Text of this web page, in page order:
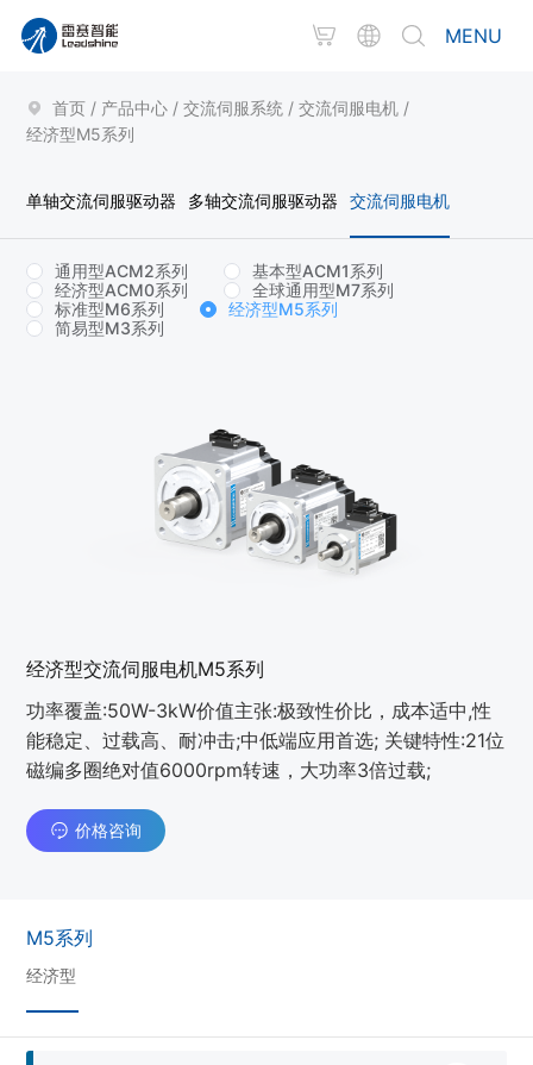
MENU
首页 / 产品中心 / 交流伺服系统 / 交流伺服电机 /
经济型M5系列
单轴交流伺服驱动器 多轴交流伺服驱动器 交流伺服电机
通用型ACM2系列
基本型ACM1系列
经济型ACM0系列
全球通用型M7系列
标准型M6系列
经济型M5系列
简易型M3系列
经济型交流伺服电机M5系列
功率覆盖:50W-3kW价值主张:极致性价比，成本适中,性
能稳定、过载高、耐冲击;中低端应用首选; 关键特性:21位
磁编多圈绝对值6000rpm转速，大功率3倍过载;
价格咨询
M5系列
经济型